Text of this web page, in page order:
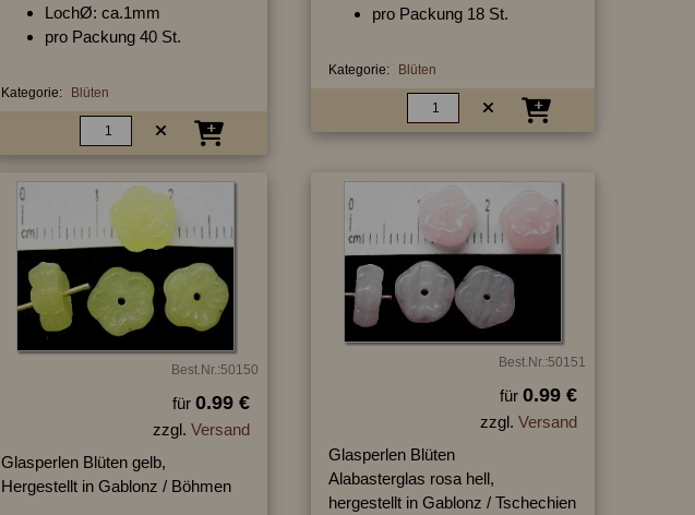
LochØ: ca.1mm
pro Packung 40 St.
Kategorie: Blüten
pro Packung 18 St.
Kategorie: Blüten
Best.Nr.:50150
für 0.99 €
zzgl. Versand
Glasperlen Blüten gelb,
Hergestellt in Gablonz / Böhmen
Best.Nr.:50151
für 0.99 €
zzgl. Versand
Glasperlen Blüten
Alabasterglas rosa hell,
hergestellt in Gablonz / Tschechien